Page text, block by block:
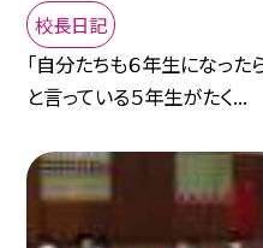
校長日記
「自分たちも６年生になった
と言っている５年生がたく...